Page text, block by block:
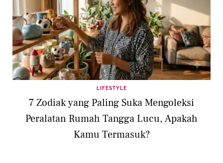
LIFESTYLE
7 Zodiak yang Paling Suka Mengoleksi
Peralatan Rumah Tangga Lucu, Apakah
Kamu Termasuk?